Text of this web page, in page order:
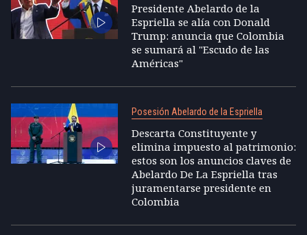
Presidente Abelardo de la
Espriella se alía con Donald
Trump: anuncia que Colombia
se sumará al "Escudo de las
Américas"
Posesión Abelardo de la Espriella
Descarta Constituyente y
elimina impuesto al patrimonio:
estos son los anuncios claves de
Abelardo De La Espriella tras
juramentarse presidente en
Colombia